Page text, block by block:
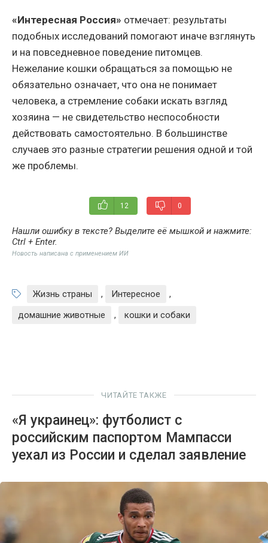
«Интересная Россия» отмечает: результаты
подобных исследований помогают иначе взглянуть
и на повседневное поведение питомцев.
Нежелание кошки обращаться за помощью не
обязательно означает, что она не понимает
человека, а стремление собаки искать взгляд
хозяина — не свидетельство неспособности
действовать самостоятельно. В большинстве
случаев это разные стратегии решения одной и той
же проблемы.
12 0
Нашли ошибку в тексте? Выделите её мышкой и нажмите:
Ctrl + Enter.
Новость написана с применением ИИ
Жизнь страны , Интересное
,
домашние животные
, кошки и собаки
ЧИТАЙТЕ ТАКЖЕ
«Я украинец»: футболист с
российским паспортом Мампасси
уехал из России и сделал заявление